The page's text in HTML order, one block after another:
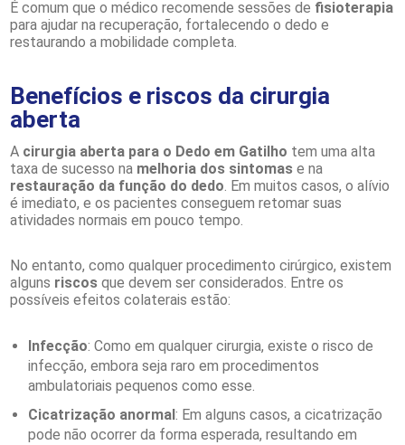
É comum que o médico recomende sessões de fisioterapia
para ajudar na recuperação, fortalecendo o dedo e
restaurando a mobilidade completa.
Benefícios e riscos da cirurgia
aberta
A cirurgia aberta para o Dedo em Gatilho tem uma alta
taxa de sucesso na melhoria dos sintomas e na
restauração da função do dedo. Em muitos casos, o alívio
é imediato, e os pacientes conseguem retomar suas
atividades normais em pouco tempo.
No entanto, como qualquer procedimento cirúrgico, existem
alguns riscos que devem ser considerados. Entre os
possíveis efeitos colaterais estão:
Infecção: Como em qualquer cirurgia, existe o risco de
infecção, embora seja raro em procedimentos
ambulatoriais pequenos como esse.
Cicatrização anormal: Em alguns casos, a cicatrização
pode não ocorrer da forma esperada, resultando em